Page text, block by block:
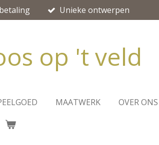
Unieke ontwerpen
op 't veld
MAATWERK OVER ONS